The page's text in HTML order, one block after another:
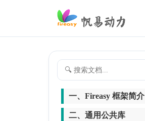
一、Fireasy 框架简介
二、通用公共库